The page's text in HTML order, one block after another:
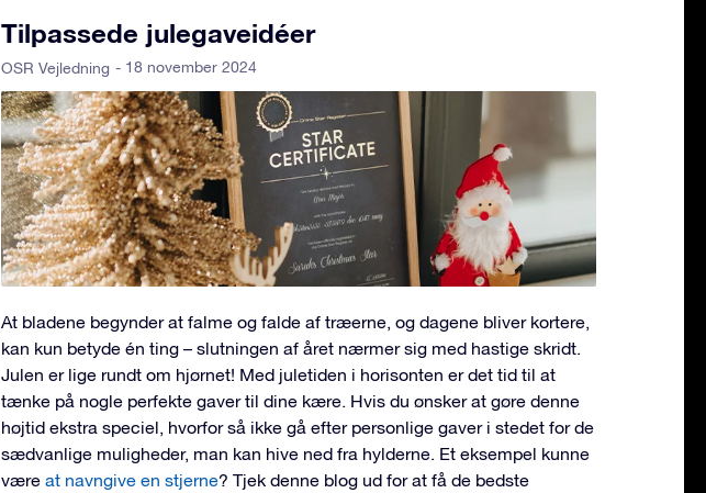
Tilpassede julegaveidéer
OSR Vejledning - 18 november 2024
At bladene begynder at falme og falde af træerne, og dagene bliver kortere,
kan kun betyde én ting – slutningen af året nærmer sig med hastige skridt.
Julen er lige rundt om hjørnet! Med juletiden i horisonten er det tid til at
tænke på nogle perfekte gaver til dine kære. Hvis du ønsker at gøre denne
højtid ekstra speciel, hvorfor så ikke gå efter personlige gaver i stedet for de
sædvanlige muligheder, man kan hive ned fra hylderne. Et eksempel kunne
være at navngive en stjerne? Tjek denne blog ud for at få de bedste